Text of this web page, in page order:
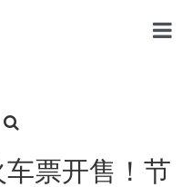
车票开售！节